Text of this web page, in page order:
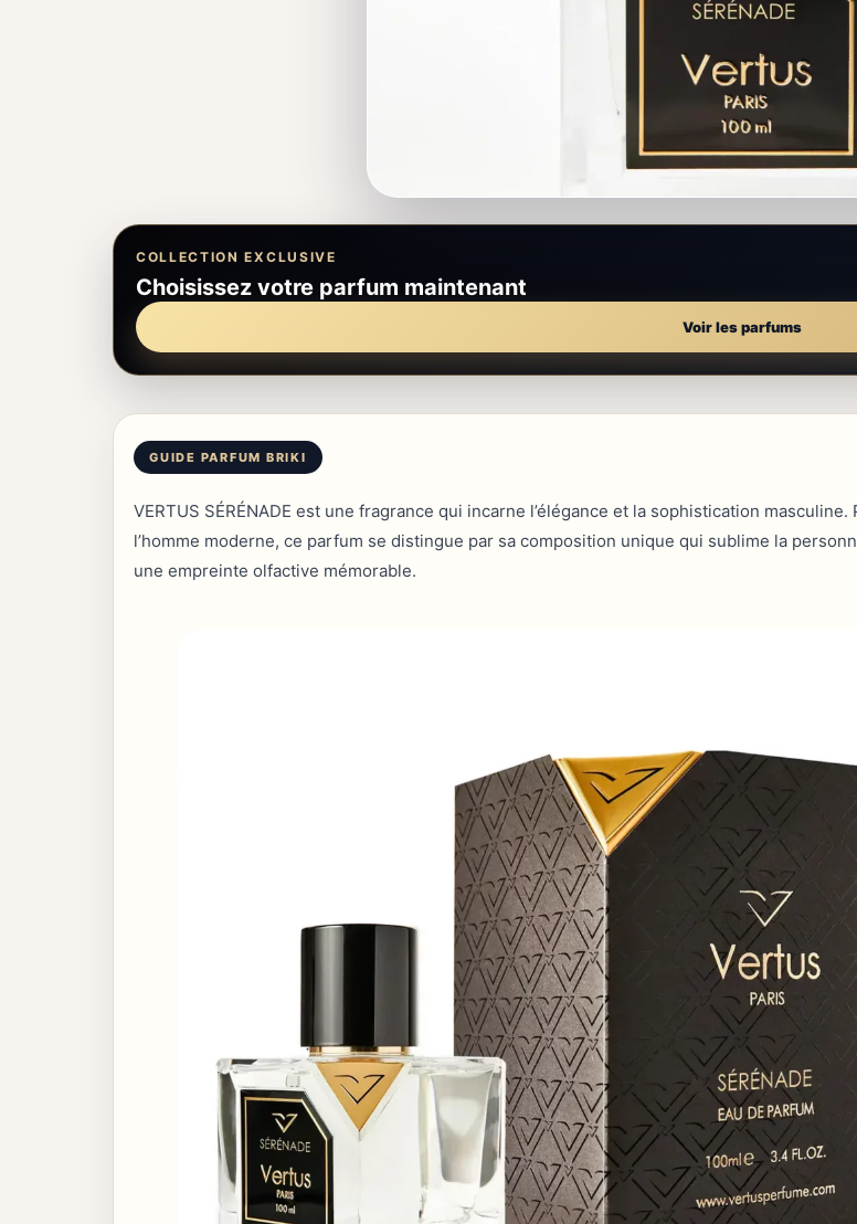
COLLECTION EXCLUSIVE
Choisissez votre parfum maintenant
Voir les parfums
VERTUS SÉRÉNADE est une fragrance qui incarne l’élégance et la sophistication masculine.
l’homme moderne, ce parfum se distingue par sa composition unique qui sublime la
une empreinte olfactive mémorable.